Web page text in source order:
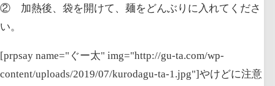
② 加熱後、袋を開けて、麺をどんぶりに入れてくださ
い。
[prpsay name="ぐー太" img="http://gu-ta.com/wp-
content/uploads/2019/07/kurodagu-ta-1.jpg"]やけどに注意